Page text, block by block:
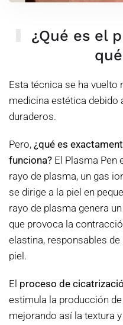
¿Qué es el
Esta técnica se ha vuelto
medicina estética
duraderos.
Pero, ¿qué es
funciona? El Plasma Pen
rayo de plasma, un gas
se dirige a la piel en
rayo de plasma genera
que provoca la
elastina, responsables
piel.
El proceso de
estimula la producción
mejorando así la textura